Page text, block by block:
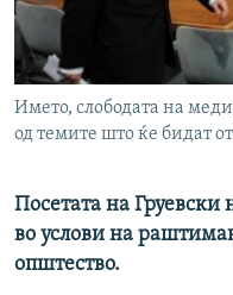
РСЕ веб страници
Името, слободата на
од темите што ќе бидат
Посетата на
во услови на
општество.